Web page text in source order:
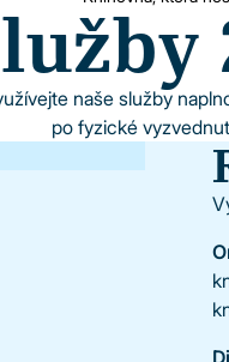
naše služby
po fyzické